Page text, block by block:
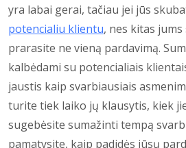
yra labai gerai, tačiau jei jūs
potencialiu klientu, nes kitas
prarasite ne vieną pardavimą.
kalbėdami su potencialiais
jaustis kaip svarbiausiais
turite tiek laiko jų klausytis, kiek
sugebėsite sumažinti tempą
pamatysite, kaip padidės jūsų